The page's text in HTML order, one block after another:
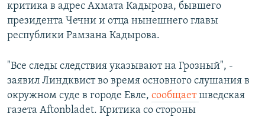
критика в адрес Ахмата Кадырова, бывшего
президента Чечни и отца нынешнего главы
республики Рамзана Кадырова.
"Все следы следствия указывают на Грозный", -
заявил Линдквист во время основного слушания в
окружном суде в городе Евле, сообщаетшведская
газета Aftonbladet. Критика со стороны